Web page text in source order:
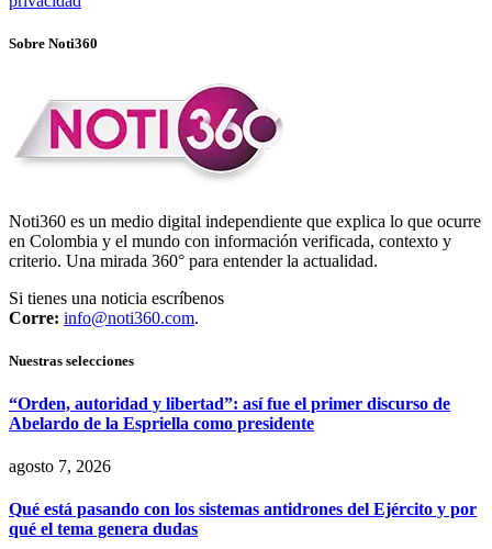
Sobre Noti360
Noti360 es un medio digital independiente que explica lo que ocurre
en Colombia y el mundo con información verificada, contexto y
criterio. Una mirada 360° para entender la actualidad.
Si tienes una noticia escríbenos
Corre: info@noti360.com.
Nuestras selecciones
“Orden, autoridad y libertad”: así fue el primer discurso de
Abelardo de la Espriella como presidente
agosto 7, 2026
Qué está pasando con los sistemas antidrones del Ejército y por
qué el tema genera dudas